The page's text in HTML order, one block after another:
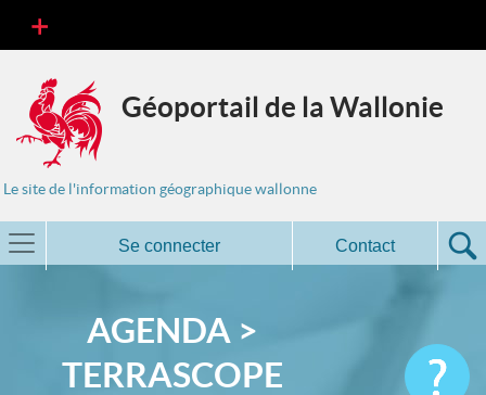
Géoportail de la Wallonie
Le site de l'information géographique wallonne
Se connecter Contact
AGENDA >
TERRASCOPE